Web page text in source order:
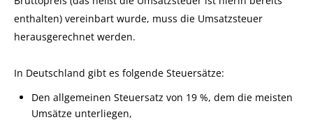
enthalten) vereinbart wurde, muss die Umsatzsteuer
herausgerechnet werden.
In Deutschland gibt es folgende Steuersätze:
Den allgemeinen Steuersatz von 19 %, dem die meisten
Umsätze unterliegen,